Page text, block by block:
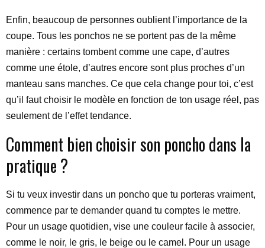
Enfin, beaucoup de personnes oublient l’importance de la
coupe. Tous les ponchos ne se portent pas de la même
manière : certains tombent comme une cape, d’autres
comme une étole, d’autres encore sont plus proches d’un
manteau sans manches. Ce que cela change pour toi, c’est
qu’il faut choisir le modèle en fonction de ton usage réel, pas
seulement de l’effet tendance.
Comment bien choisir son poncho dans la
pratique ?
Si tu veux investir dans un poncho que tu porteras vraiment,
commence par te demander quand tu comptes le mettre.
Pour un usage quotidien, vise une couleur facile à associer,
comme le noir, le gris, le beige ou le camel. Pour un usage